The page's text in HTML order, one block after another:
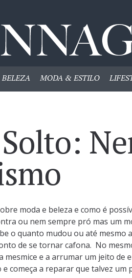
BELEZA MODA & ESTILO
moda e beleza e como é
ou nem sempre pró mas um
o quanto mudou ou até mesmo
de se tornar cafona. No
mesmice e a arrumar um jeito de
começa a reparar que talvez um